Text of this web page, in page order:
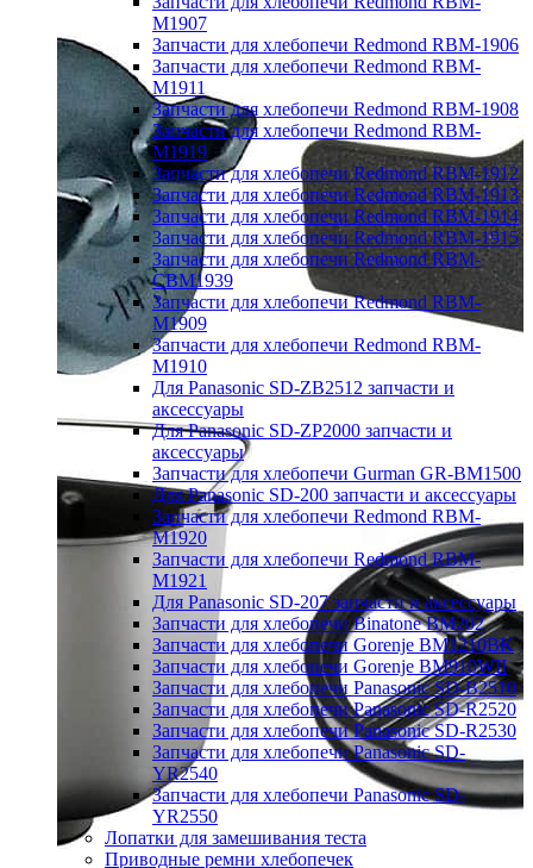
M1907
Запчасти для хлебопечи Redmond RBM-1906
Запчасти для хлебопечи Redmond RBM-
M1911
Запчасти для хлебопечи Redmond RBM-1908
Запчасти для хлебопечи Redmond RBM-
M1919
Запчасти для хлебопечи Redmond RBM-1912
Запчасти для хлебопечи Redmond RBM-1913
Запчасти для хлебопечи Redmond RBM-1914
Запчасти для хлебопечи Redmond RBM-1915
Запчасти для хлебопечи Redmond RBM-
CBM1939
Запчасти для хлебопечи Redmond RBM-
M1909
Запчасти для хлебопечи Redmond RBM-
M1910
Для Panasonic SD-ZB2512 запчасти и
аксессуары
Для Panasonic SD-ZP2000 запчасти и
аксессуары
Запчасти для хлебопечи Gurman GR-BM1500
Для Panasonic SD-200 запчасти и аксессуары
Запчасти для хлебопечи Redmond RBM-
M1920
Запчасти для хлебопечи Redmond RBM-
M1921
Для Panasonic SD-207 запчасти и аксессуары
Запчасти для хлебопечи Binatone BM202
Запчасти для хлебопечи Gorenje BM1210BK
Запчасти для хлебопечи Gorenje BM910WII
Запчасти для хлебопечи Panasonic SD-B2510
Запчасти для хлебопечи Panasonic SD-R2520
Запчасти для хлебопечи Panasonic SD-R2530
Запчасти для хлебопечи Panasonic SD-
YR2540
Запчасти для хлебопечи Panasonic SD-
YR2550
Лопатки для замешивания теста
Приводные ремни хлебопечек